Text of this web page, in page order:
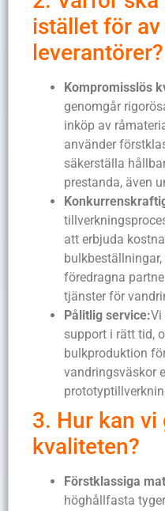
istället för av
leverantörer?
Kompromisslös
genomgår
inköp av
använder
säkerställa
prestanda, även
att erbjuda
föredragna
tjänster för
Pålitlig service:Vi
support i rätt tid,
bulkproduktion
vandringsväskor
3. Hur kan vi
kvaliteten?
Förstklassiga
höghållfasta